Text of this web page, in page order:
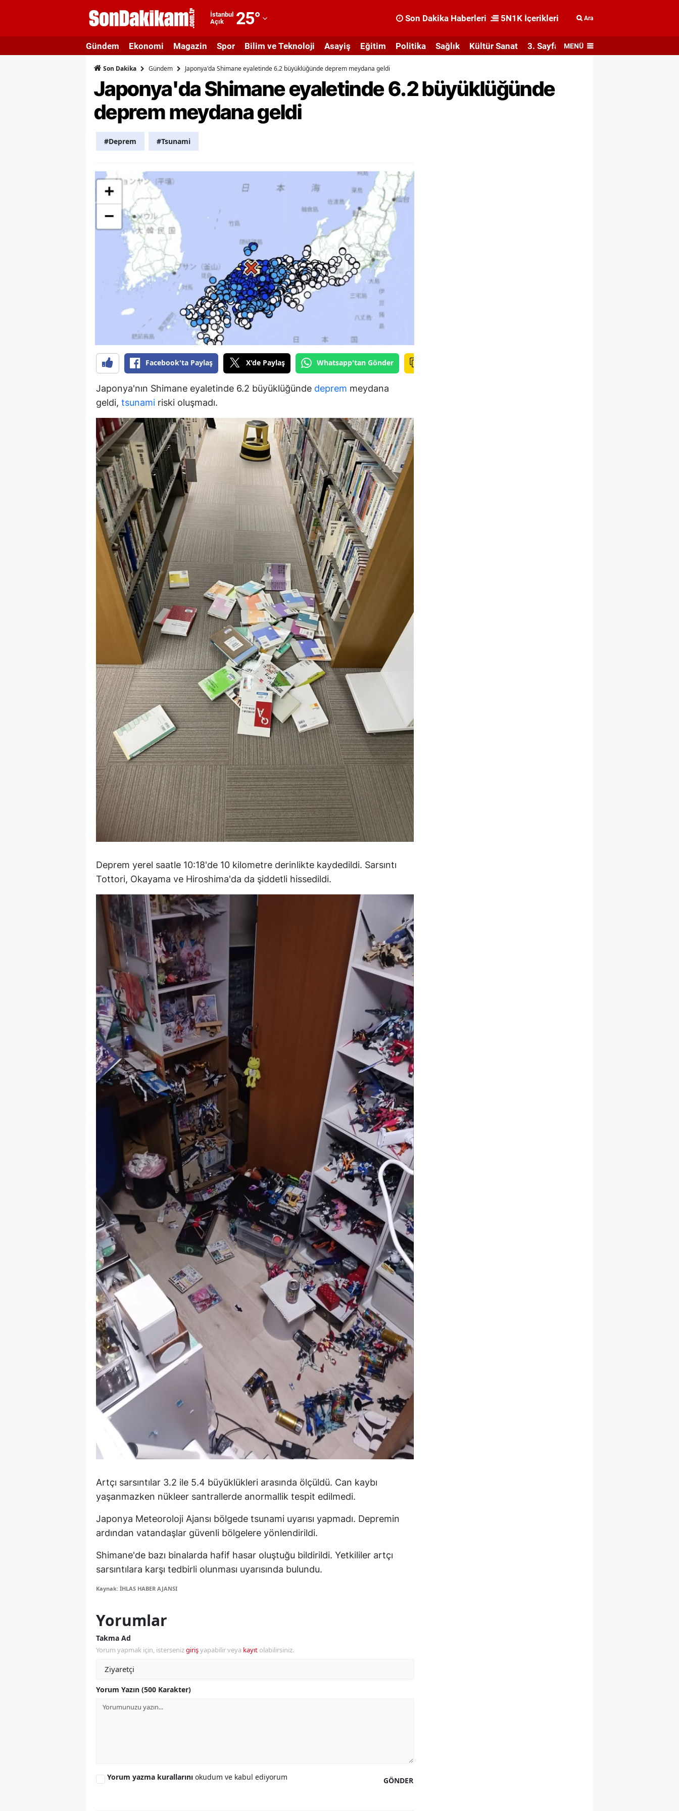
İstanbul
Açık
25°
Adıyaman
Afyonkarahisar
Ağrı
Amasya
Bilecik
Bitlis
Bolu
Burdur
Bursa
Çanakkale
Çankırı
Diyarbakır
Erzincan
Erzurum
Giresun
Gümüşhane
Hakkari
Hatay
Isparta
Mersin
İstanbul
İzmir
Kars
Kastamonu
Kayseri
Kırklareli
Kırşehir
Kocaeli
Konya
Kahramanmaraş
Mardin
Muğla
Muş
Nevşehir
Niğde
Ordu
Sakarya
Samsun
Siirt
Sinop
Sivas
Tekirdağ
Tokat
Tunceli
Şanlıurfa
Zonguldak
Aksaray
Bayburt
Karaman
Kırıkkale
Batman
Şırnak
Kilis
Son Dakika Haberleri 5N1K İçerikleri Ara
Gündem Ekonomi Magazin Spor Bilim ve Teknoloji Asayiş Eğitim Politika Sağlık Kültür Sanat 3. Sayfa MENÜ
Son Dakika Gündem Japonya'da Shimane eyaletinde 6.2 büyüklüğünde deprem meydana geldi
Japonya'da Shimane eyaletinde 6.2 büyüklüğünde
deprem meydana geldi
#Deprem #Tsunami
Facebook'ta Paylaş X'de Paylaş Whatsapp'tan Gönder
Japonya'nın Shimane eyaletinde 6.2 büyüklüğünde deprem meydana
geldi, tsunami riski oluşmadı.
Deprem yerel saatle 10:18'de 10 kilometre derinlikte kaydedildi. Sarsıntı
Tottori, Okayama ve Hiroshima'da da şiddetli hissedildi.
Artçı sarsıntılar 3.2 ile 5.4 büyüklükleri arasında ölçüldü. Can kaybı
yaşanmazken nükleer santrallerde anormallik tespit edilmedi.
Japonya Meteoroloji Ajansı bölgede tsunami uyarısı yapmadı. Depremin
ardından vatandaşlar güvenli bölgelere yönlendirildi.
Shimane'de bazı binalarda hafif hasar oluştuğu bildirildi. Yetkililer artçı
sarsıntılara karşı tedbirli olunması uyarısında bulundu.
Kaynak: İHLAS HABER AJANSI
Yorumlar
Takma Ad
Yorum yapmak için, istersenizgirişyapabilir veya kayıt olabilirsiniz.
Yorum Yazın (500 Karakter)
GÖNDER
Yorum yazma kurallarını okudum ve kabul ediyorum